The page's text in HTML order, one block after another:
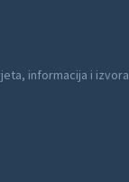
informacija i